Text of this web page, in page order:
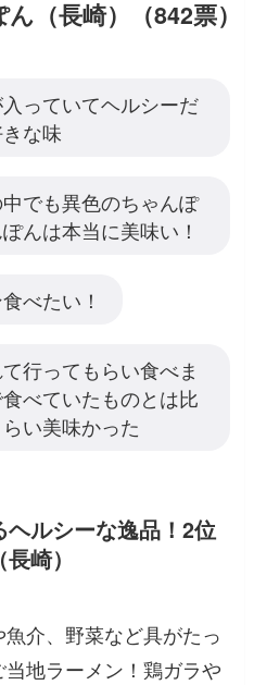
（長崎）（842票）
っていてヘルシーだ
な味
でも異色のちゃんぽ
んは本当に美味い！
べたい！
行ってもらい食べま
べていたものとは比
い美味かった
ルシーな逸品！2位
崎）
介、野菜など具がたっ
地ラーメン！鶏ガラや